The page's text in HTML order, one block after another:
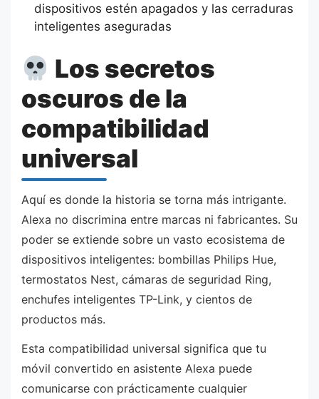
dispositivos estén apagados y las cerraduras
inteligentes aseguradas
Los secretos
oscuros de la
compatibilidad
universal
Aquí es donde la historia se torna más intrigante.
Alexa no discrimina entre marcas ni fabricantes. Su
poder se extiende sobre un vasto ecosistema de
dispositivos inteligentes: bombillas Philips Hue,
termostatos Nest, cámaras de seguridad Ring,
enchufes inteligentes TP-Link, y cientos de
productos más.
Esta compatibilidad universal significa que tu
móvil convertido en asistente Alexa puede
comunicarse con prácticamente cualquier